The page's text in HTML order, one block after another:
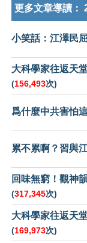
更多文章導讀：
小笑話：江澤民
大科學家往返天
(156,493次)
爲什麼中共害怕
累不累啊？習與
回味無窮！觀神
(317,345次)
大科學家往返天
(169,973次)